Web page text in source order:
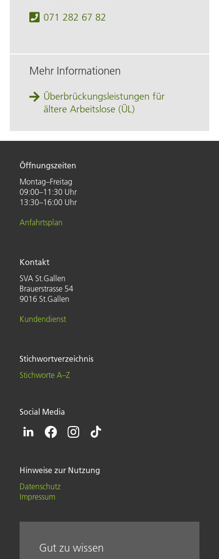
071 282 67 82
Mehr Informationen
Überbrückungsleistungen für
ältere Arbeitslose (ÜL)
Öffnungszeiten
Montag–Freitag
09:00–11:30 Uhr
13:30–16:00 Uhr
Anfahrtsplan
Kontakt
SVA St.Gallen
Brauerstrasse 54
9016 St.Gallen
Kundendienst
Stichwortverzeichnis
Stichworte A–Z
Social Media
Hinweise zur Nutzung
Datenschutz
Impressum
Gut zu wissen